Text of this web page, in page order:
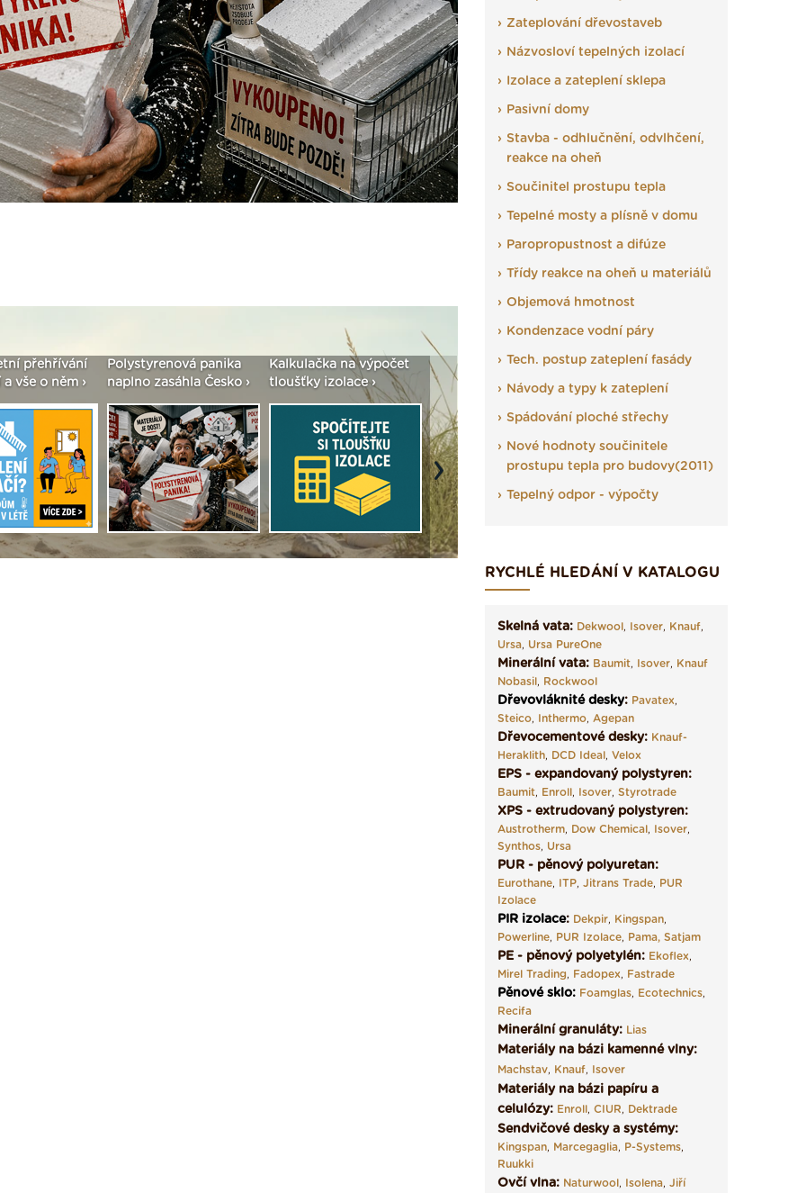
něm ›
Polystyrenová panika
naplno zasáhla Česko ›
Kalkulačka na výpočet
tloušťky izolace ›
Seriál: Fasády ETICS a
vše podstatné v kostce ›
Vyberte si izolaci a pak
ji tady klidně poptejte ›
Next
Zateplování dřevostaveb
Názvosloví tepelných izolací
Izolace a zateplení sklepa
Pasivní domy
Stavba - odhlučnění, odvlhčení,
reakce na oheň
Součinitel prostupu tepla
Tepelné mosty a plísně v domu
Paropropustnost a difúze
Třídy reakce na oheň u materiálů
Objemová hmotnost
Kondenzace vodní páry
Tech. postup zateplení fasády
Návody a typy k zateplení
Spádování ploché střechy
Nové hodnoty součinitele
prostupu tepla pro budovy(2011)
Tepelný odpor - výpočty
RYCHLÉ HLEDÁNÍ V KATALOGU
Skelná vata: Dekwool, Isover, Knauf,
Ursa, Ursa PureOne
Minerální vata: Baumit, Isover, Knauf
Nobasil, Rockwool
Dřevovláknité desky: Pavatex,
Steico, Inthermo, Agepan
Dřevocementové desky: Knauf-
Heraklith, DCD Ideal, Velox
EPS - expandovaný polystyren:
Baumit, Enroll, Isover, Styrotrade
XPS - extrudovaný polystyren:
Austrotherm, Dow Chemical, Isover,
Synthos, Ursa
PUR - pěnový polyuretan:
Eurothane, ITP, Jitrans Trade, PUR
Izolace
PIR izolace: Dekpir, Kingspan,
Powerline, PUR Izolace, Pama, Satjam
PE - pěnový polyetylén: Ekoflex,
Mirel Trading, Fadopex, Fastrade
Pěnové sklo: Foamglas, Ecotechnics,
Recifa
Minerální granuláty: Lias
Materiály na bázi kamenné vlny:
Machstav, Knauf, Isover
Materiály na bázi papíru a
celulózy: Enroll, CIUR, Dektrade
Sendvičové desky a systémy:
Kingspan, Marcegaglia, P-Systems,
Ruukki
Ovčí vlna: Naturwool, Isolena, Jiří